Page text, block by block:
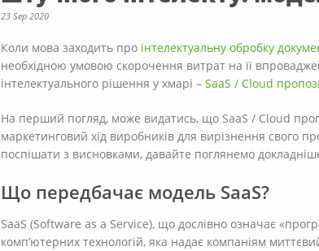
23 Sep 2020
Коли мова заходить про інтелектуальну обробку
необхідною умовою скорочення витрат на її
інтелектуального рішення у хмарі – SaaS / Cloud
На перший погляд, може видатись, що SaaS / Cloud
маркетинговий хід виробників для вирізнення свого
поспішати з висновками, давайте поглянемо
Що передбачає модель SaaS?
SaaS (Software as a Service), що дослівно означає
комп’ютерних технологій, яка надає компаніям